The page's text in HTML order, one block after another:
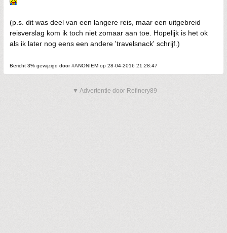
(p.s. dit was deel van een langere reis, maar een uitgebreid
reisverslag kom ik toch niet zomaar aan toe. Hopelijk is het ok
als ik later nog eens een andere 'travelsnack' schrijf.)
Bericht 3% gewijzigd door #ANONIEM op 28-04-2016 21:28:47
▼ Advertentie door Refinery89